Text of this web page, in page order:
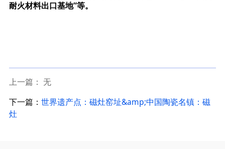
耐火材料出口基地”等。
上一篇： 无
下一篇： 世界遗产点：磁灶窑址&amp;中国陶瓷名镇：磁
灶